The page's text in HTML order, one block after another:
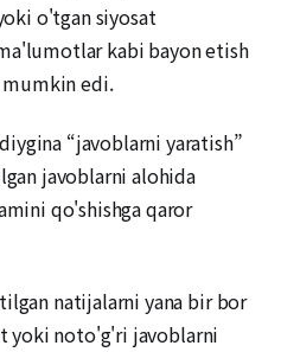
o'tgan siyosat
kabi bayon etish
edi.
“javoblarni yaratish”
javoblarni alohida
qo'shishga qaror
natijalarni yana bir bor
yoki noto'g'ri javoblarni